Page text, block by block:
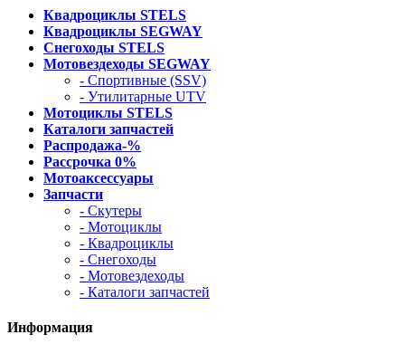
Квадроциклы STELS
Квадроциклы SEGWAY
Снегоходы STELS
Мотовездеходы SEGWAY
- Спортивные (SSV)
- Утилитарные UTV
Мотоциклы STELS
Каталоги запчастей
Распродажа-%
Рассрочка 0%
Мотоаксессуары
Запчасти
- Скутеры
- Мотоциклы
- Квадроциклы
- Снегоходы
- Мотовездеходы
- Каталоги запчастей
Информация